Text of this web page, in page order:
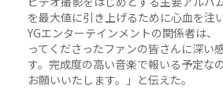
を最大値に引き上げるために心血を注
YGエンターテインメントの関係者は
ってくださったファンの皆さんに深い
す。完成度の高い音楽で報いる予定な
お願いいたします。」と伝えた。